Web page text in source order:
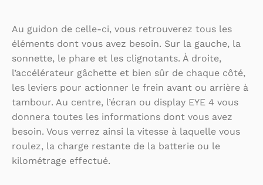
Au guidon de celle-ci, vous retrouverez tous les
éléments dont vous avez besoin. Sur la gauche, la
sonnette, le phare et les clignotants. À droite,
l’accélérateur gâchette et bien sûr de chaque côté,
les leviers pour actionner le frein avant ou arrière à
tambour. Au centre, l’écran ou display EYE 4 vous
donnera toutes les informations dont vous avez
besoin. Vous verrez ainsi la vitesse à laquelle vous
roulez, la charge restante de la batterie ou le
kilométrage effectué.